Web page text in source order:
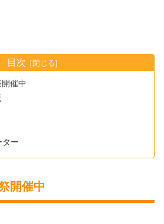
目次
催中
ター
開催中